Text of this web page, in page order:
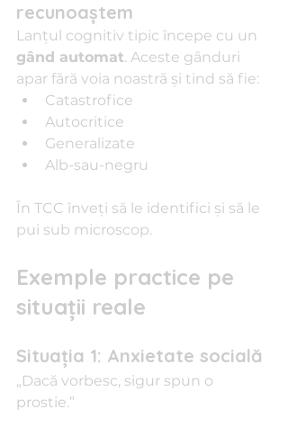
recunoaștem
Lanțul cognitiv tipic începe cu un
gând automat. Aceste gânduri
apar fără voia noastră și tind să fie:
Catastrofice
Autocritice
Generalizate
Alb-sau-negru
În TCC înveți să le identifici și să le
pui sub microscop.
Exemple practice pe
situații reale
Situația 1: Anxietate socială
„Dacă vorbesc, sigur spun o
prostie.”